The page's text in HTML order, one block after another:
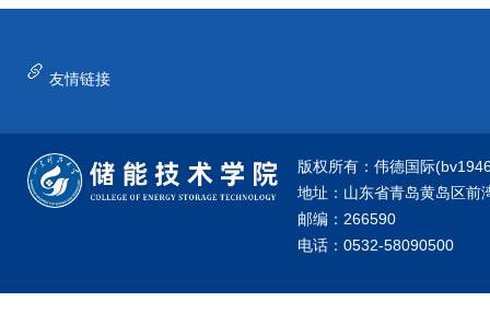
友情链接
版权所有：伟德国际
地址：山东省青岛黄岛区前
邮编：266590
电话：0532-58090500